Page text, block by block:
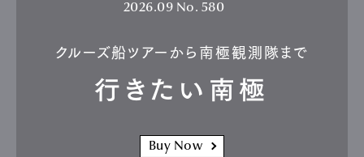
2026.09 No. 580
クルーズ船ツアーから南極観測隊まで
行きたい南極
Buy Now